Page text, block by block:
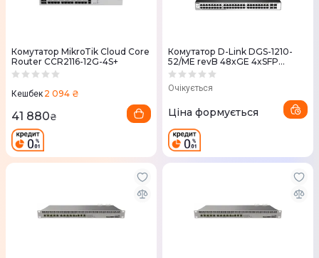
Комутатор MikroTik Cloud Core
Router CCR2116-12G-4S+
Кешбек 2 094 ₴
41 880₴
Комутатор D-Link DGS-1210-
52/ME revB 48xGE 4xSFP
MetroEthernet
Очікується
Ціна формується